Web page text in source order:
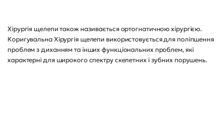
Хірургія щелепи також називається ортогнатичною хірургією.
Коригувальна Хірургія щелепи використовується для поліпшення
проблем з диханням та інших функціональних проблем, які
характерні для широкого спектру скелетних і зубних порушень.